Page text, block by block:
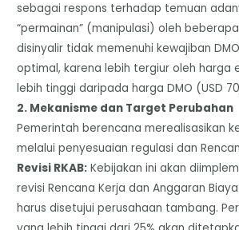
sebagai respons terhadap temuan
“permainan” (manipulasi) oleh
disinyalir tidak memenuhi kewajiban
optimal, karena lebih tergiur oleh harga
lebih tinggi daripada harga DMO (USD
​2. Mekanisme dan Target Perubahan
​Pemerintah berencana merealisasikan
melalui penyesuaian regulasi dan
​Revisi RKAB: Kebijakan ini akan
revisi Rencana Kerja dan Anggaran
harus disetujui perusahaan tambang.